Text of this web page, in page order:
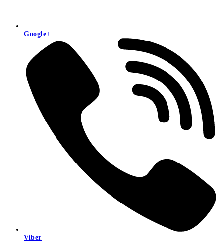
Google+
Viber